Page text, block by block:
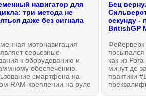
навигатор для
три метода не
даже без сигнала
мотонавигация
серьезные
к оборудованию и
обеспечению.
смартфона на
RAM-креплении на руле
из 2010-х, и оно
Бец
секунду -
BritishGP
как из
минут до
практики